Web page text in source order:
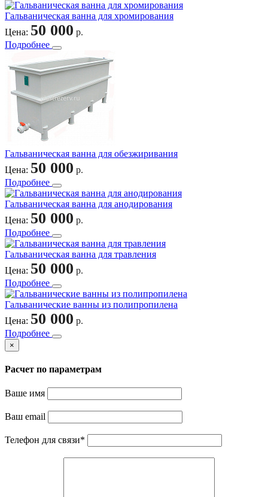
Гальваническая ванна для хромирования
Цена: 50 000 р.
Подробнее
Гальваническая ванна для обезжиривания
Цена: 50 000 р.
Подробнее
Гальваническая ванна для анодирования
Цена: 50 000 р.
Подробнее
Гальваническая ванна для травления
Цена: 50 000 р.
Подробнее
Гальванические ванны из полипропилена
Цена: 50 000 р.
Подробнее
×
Расчет по параметрам
Ваше имя
Ваш email
Телефон для связи*